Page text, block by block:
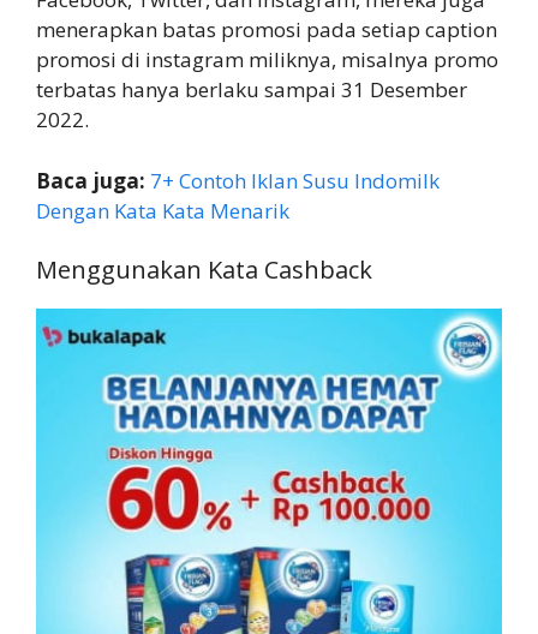
menerapkan batas promosi pada setiap caption
promosi di instagram miliknya, misalnya promo
terbatas hanya berlaku sampai 31 Desember
2022.
Baca juga: 7+ Contoh Iklan Susu Indomilk
Dengan Kata Kata Menarik
Menggunakan Kata Cashback